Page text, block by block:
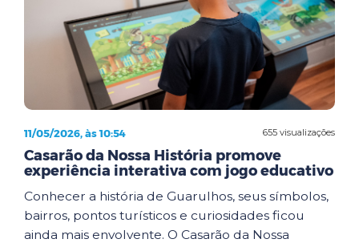
655 visualizações
11/05/2026, às 10:54
Casarão da Nossa História promove
experiência interativa com jogo educativo
Conhecer a história de Guarulhos, seus símbolos,
bairros, pontos turísticos e curiosidades ficou
ainda mais envolvente. O Casarão da Nossa